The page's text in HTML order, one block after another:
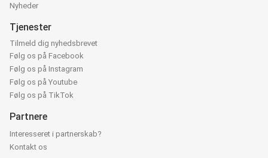
Nyheder
Tjenester
Tilmeld dig nyhedsbrevet
Følg os på Facebook
Følg os på Instagram
Følg os på Youtube
Følg os på TikTok
Partnere
Interesseret i partnerskab?
Kontakt os